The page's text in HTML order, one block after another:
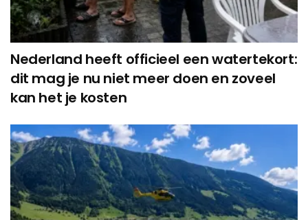
Nederland heeft officieel een watertekort:
dit mag je nu niet meer doen en zoveel
kan het je kosten